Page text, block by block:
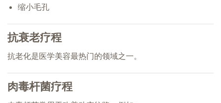
缩小毛孔
抗衰老疗程
抗老化是医学美容最热门的领域之一。
肉毒杆菌疗程